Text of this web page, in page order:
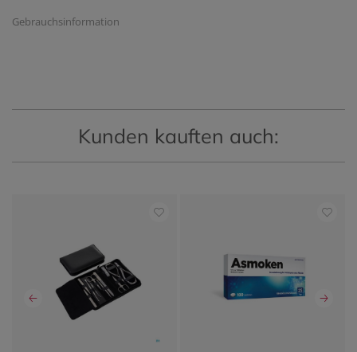
Gebrauchsinformation
Kunden kauften auch: